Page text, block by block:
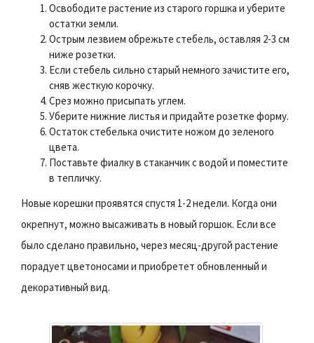
Освободите растение из старого горшка и уберите
остатки земли.
Острым лезвием обрежьте стебель, оставляя 2-3 см
ниже розетки.
Если стебель сильно старый немного зачистите его,
сняв жесткую корочку.
Срез можно присыпать углем.
Уберите нижние листья и придайте розетке форму.
Остаток стебелька очистите ножом до зеленого
цвета.
Поставьте фиалку в стаканчик с водой и поместите
в тепличку.
Новые корешки проявятся спустя 1-2 недели. Когда они
окрепнут, можно высаживать в новый горшок. Если все
было сделано правильно, через месяц-другой растение
порадует цветоносами и приобретет обновленный и
декоративный вид.